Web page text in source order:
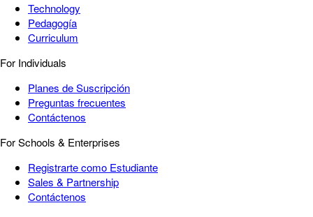
Technology
Pedagogía
Curriculum
For Individuals
Planes de Suscripción
Preguntas frecuentes
Contáctenos
For Schools & Enterprises
Registrarte como Estudiante
Sales & Partnership
Contáctenos